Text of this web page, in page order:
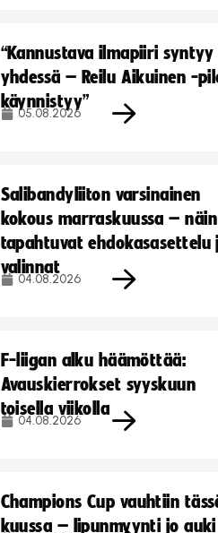
“Kannustava ilmapiiri syntyy
yhdessä – Reilu Aikuinen -
käynnistyy”
05.08.2026
Salibandyliiton varsinainen
kokous marraskuussa – näin
tapahtuvat ehdokasasettelu
valinnat
04.08.2026
F-liigan alku häämöttää:
Avauskierrokset syyskuun
toisella viikolla
04.08.2026
Champions Cup vauhtiin
kuussa – lipunmyynti jo auki